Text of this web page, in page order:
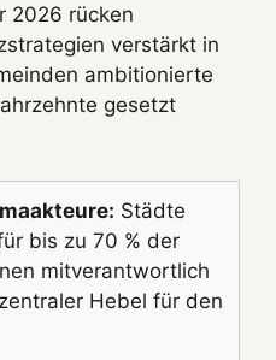
2026 rücken
verstärkt in
ambitionierte
gesetzt
Städte
bis zu 70 % der
mitverantwortlich
Hebel für den